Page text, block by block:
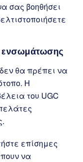
σας βοηθήσει
ενσωμάτωσης
θα πρέπει να
Η
του UGC
επίσημες
να